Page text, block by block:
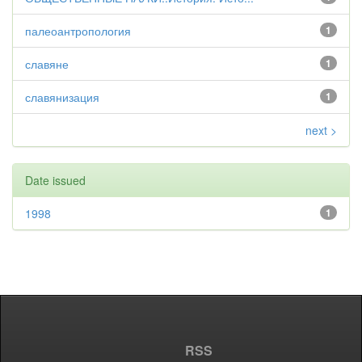
1
палеоантропология
1
славяне
1
славянизация
next >
Date issued
1
1998
RSS